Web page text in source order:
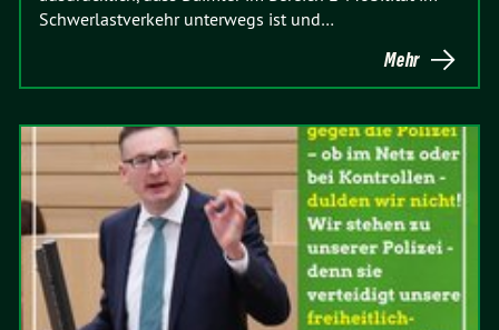
Schwerlastverkehr unterwegs ist und…
Mehr